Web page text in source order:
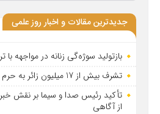
جدیدترین مقالات و اخبار روز علمی
بازتولید سوژه‌گی زنانه در مواجهه
تشرف بیش از 17 میلیون زائر به حرم امام علی(ع) در ایام اربعین
تأکید رئیس صدا و سیما بر نقش
از آگاهی